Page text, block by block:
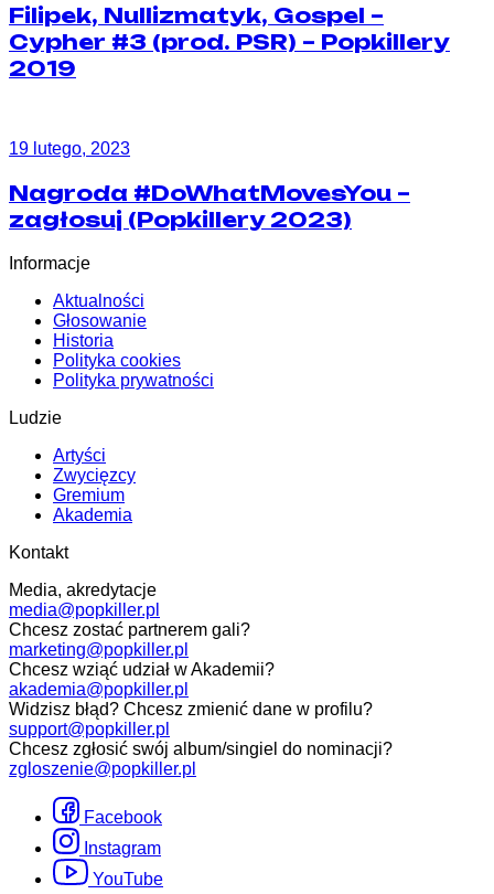
Filipek, Nullizmatyk, Gospel –
Cypher #3 (prod. PSR) – Popkillery
2019
19 lutego, 2023
Nagroda #DoWhatMovesYou –
zagłosuj (Popkillery 2023)
Informacje
Aktualności
Głosowanie
Historia
Polityka cookies
Polityka prywatności
Ludzie
Artyści
Zwycięzcy
Gremium
Akademia
Kontakt
Media, akredytacje
media@popkiller.pl
Chcesz zostać partnerem gali?
marketing@popkiller.pl
Chcesz wziąć udział w Akademii?
akademia@popkiller.pl
Widzisz błąd? Chcesz zmienić dane w profilu?
support@popkiller.pl
Chcesz zgłosić swój album/singiel do nominacji?
zgloszenie@popkiller.pl
Facebook
Instagram
YouTube